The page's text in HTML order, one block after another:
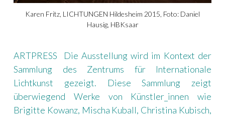
Karen Fritz, LICHTUNGEN Hildesheim 2015, Foto: Daniel
Hausig, HBKsaar
ARTPRESS Die Ausstellung wird im Kontext der
Sammlung des Zentrums für Internationale
Lichtkunst gezeigt. Diese Sammlung zeigt
überwiegend Werke von Künstler_innen wie
Brigitte Kowanz, Mischa Kuball, Christina Kubisch,